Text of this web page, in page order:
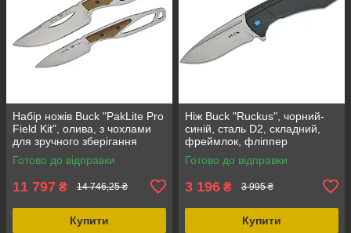
Набір ножів Buck "PakLite Pro
Field Kit", олива, з чохлами
для зручного зберігання
Готово до відправки
11 797 ₴ 14 746,25 ₴
Купити
Ніж Buck "Ruckus", чорний-
синій, сталь D2, складний,
фреймлок, фліппер
Готово до відправки
3 196 ₴ 3 995 ₴
Купити